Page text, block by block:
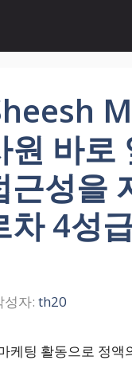
원 바로
근성을
차 4성
성자: th20
케팅 활동으로 정액